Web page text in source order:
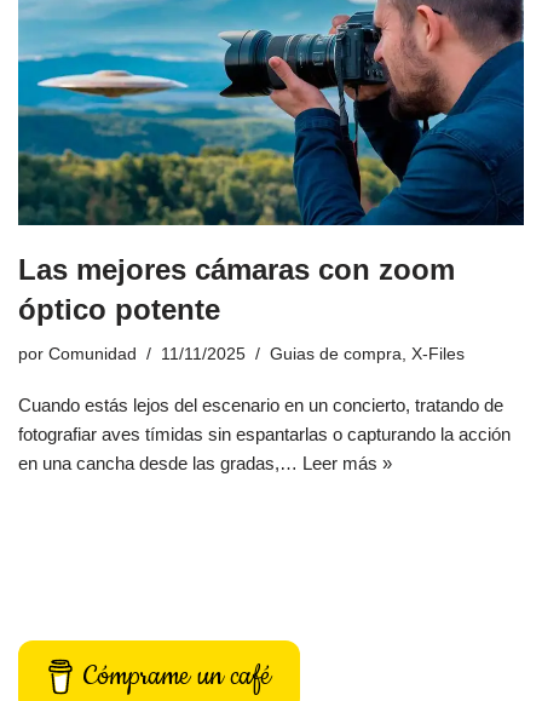
Las mejores cámaras con zoom
óptico potente
por Comunidad 11/11/2025 Guias de compra, X-Files
Cuando estás lejos del escenario en un concierto, tratando de
fotografiar aves tímidas sin espantarlas o capturando la acción
en una cancha desde las gradas,… Leer más »
Cómprame un café